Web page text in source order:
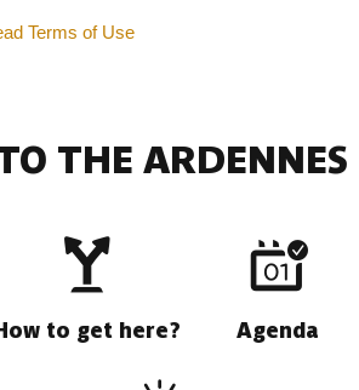
Terms of Use
THE ARDENNES
to get here? Agenda